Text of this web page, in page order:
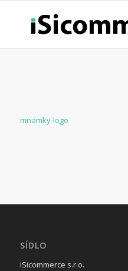
mnamky-logo
SÍDLO
iSicommerce s.r.o.